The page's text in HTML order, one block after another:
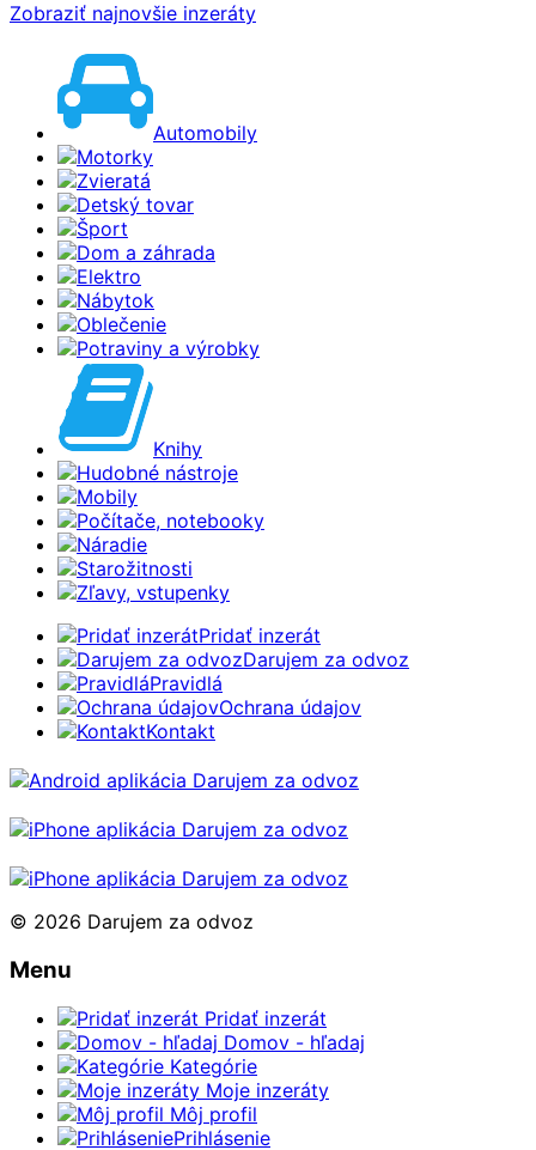
Zobraziť najnovšie inzeráty
Automobily
Motorky
Zvieratá
Detský tovar
Šport
Dom a záhrada
Elektro
Nábytok
Oblečenie
Potraviny a výrobky
Knihy
Hudobné nástroje
Mobily
Počítače, notebooky
Náradie
Starožitnosti
Zľavy, vstupenky
Pridať inzerát
Darujem za odvoz
Pravidlá
Ochrana údajov
Kontakt
© 2026 Darujem za odvoz
Menu
Pridať inzerát
Domov - hľadaj
Kategórie
Moje inzeráty
Môj profil
Prihlásenie